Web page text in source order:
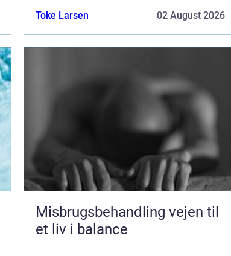
Toke Larsen 02 August 2026
Misbrugsbehandling vejen til
et liv i balance